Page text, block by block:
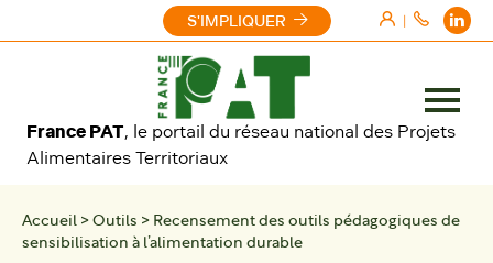
|
France PAT, le portail du réseau national des Projets
Alimentaires Territoriaux
S'IMPLIQUER
Ouvrir
le
Accueil > Outils > Recensement des outils pédagogiques de
sensibilisation à l’alimentation durable